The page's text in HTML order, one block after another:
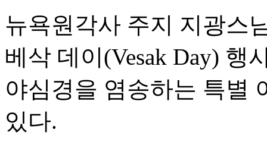
뉴욕원각사 주지 지광스
베삭 데이(Vesak Day) 행
야심경을 염송하는 특별
있다.